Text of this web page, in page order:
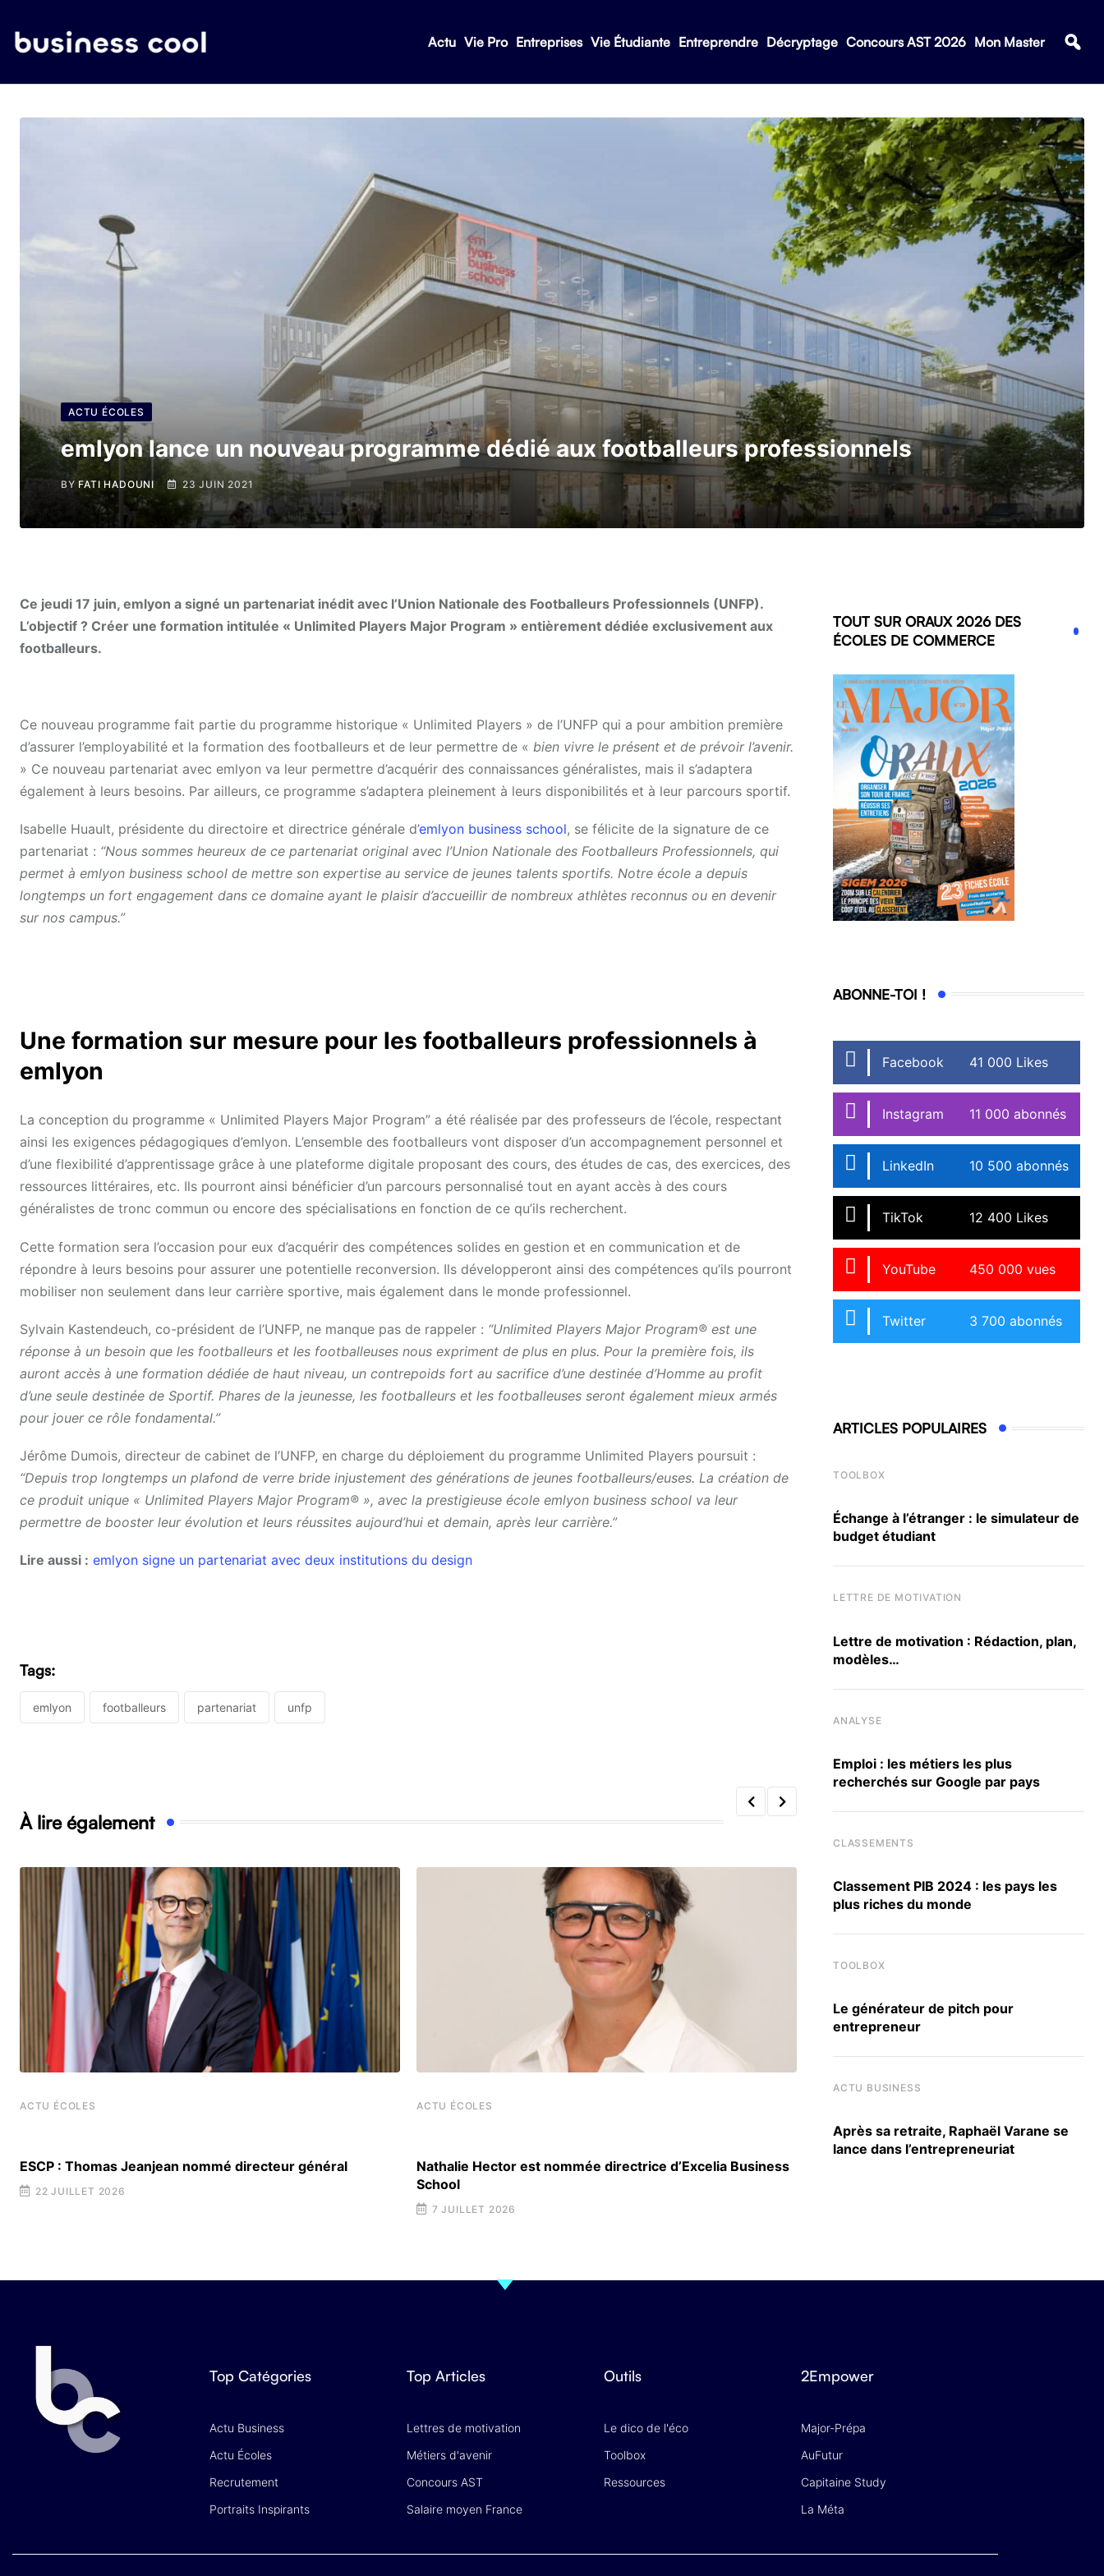
Actu Vie Pro Entreprises Vie Étudiante Entreprendre Décryptage Concours AST 2026 Mon Master
ACTU ÉCOLES
emlyon lance un nouveau programme dédié aux footballeurs professionnels
BY FATI HADOUNI 23 JUIN 2021
Ce jeudi 17 juin, emlyon a signé un partenariat inédit avec l’Union Nationale des Footballeurs Professionnels (UNFP).
L’objectif ? Créer une formation intitulée « Unlimited Players Major Program » entièrement dédiée exclusivement aux
footballeurs.
Ce nouveau programme fait partie du programme historique « Unlimited Players » de l’UNFP qui a pour ambition première
d’assurer l’employabilité et la formation des footballeurs et de leur permettre de « bien vivre le présent et de prévoir l’avenir.
» Ce nouveau partenariat avec emlyon va leur permettre d’acquérir des connaissances généralistes, mais il s’adaptera
également à leurs besoins. Par ailleurs, ce programme s’adaptera pleinement à leurs disponibilités et à leur parcours sportif.
Isabelle Huault, présidente du directoire et directrice générale d’emlyon business school, se félicite de la signature de ce
partenariat : “Nous sommes heureux de ce partenariat original avec l’Union Nationale des Footballeurs Professionnels, qui
permet à emlyon business school de mettre son expertise au service de jeunes talents sportifs. Notre école a depuis
longtemps un fort engagement dans ce domaine ayant le plaisir d’accueillir de nombreux athlètes reconnus ou en devenir
sur nos campus.”
Une formation sur mesure pour les footballeurs professionnels à
emlyon
La conception du programme « Unlimited Players Major Program” a été réalisée par des professeurs de l’école, respectant
ainsi les exigences pédagogiques d’emlyon. L’ensemble des footballeurs vont disposer d’un accompagnement personnel et
d’une flexibilité d’apprentissage grâce à une plateforme digitale proposant des cours, des études de cas, des exercices, des
ressources littéraires, etc. Ils pourront ainsi bénéficier d’un parcours personnalisé tout en ayant accès à des cours
généralistes de tronc commun ou encore des spécialisations en fonction de ce qu’ils recherchent.
Cette formation sera l’occasion pour eux d’acquérir des compétences solides en gestion et en communication et de
répondre à leurs besoins pour assurer une potentielle reconversion. Ils développeront ainsi des compétences qu’ils pourront
mobiliser non seulement dans leur carrière sportive, mais également dans le monde professionnel.
Sylvain Kastendeuch, co-président de l’UNFP, ne manque pas de rappeler : “Unlimited Players Major Program® est une
réponse à un besoin que les footballeurs et les footballeuses nous expriment de plus en plus. Pour la première fois, ils
auront accès à une formation dédiée de haut niveau, un contrepoids fort au sacrifice d’une destinée d’Homme au profit
d’une seule destinée de Sportif. Phares de la jeunesse, les footballeurs et les footballeuses seront également mieux armés
pour jouer ce rôle fondamental.”
Jérôme Dumois, directeur de cabinet de l’UNFP, en charge du déploiement du programme Unlimited Players poursuit :
“Depuis trop longtemps un plafond de verre bride injustement des générations de jeunes footballeurs/euses. La création de
ce produit unique « Unlimited Players Major Program® », avec la prestigieuse école emlyon business school va leur
permettre de booster leur évolution et leurs réussites aujourd’hui et demain, après leur carrière.”
Lire aussi : emlyon signe un partenariat avec deux institutions du design
Tags:
emlyon footballeurs partenariat unfp
À lire également
ACTU ÉCOLES
ESCP : Thomas Jeanjean nommé directeur général
22 JUILLET 2026
ACTU ÉCOLES
Nathalie Hector est nommée directrice d’Excelia Business
School
7 JUILLET 2026
TOUT SUR ORAUX 2026 DES
ÉCOLES DE COMMERCE
ABONNE-TOI !
Facebook 41 000 Likes
Instagram 11 000 abonnés
LinkedIn 10 500 abonnés
TikTok 12 400 Likes
YouTube 450 000 vues
Twitter 3 700 abonnés
ARTICLES POPULAIRES
TOOLBOX
Échange à l’étranger : le simulateur de
budget étudiant
LETTRE DE MOTIVATION
Lettre de motivation : Rédaction, plan,
modèles…
ANALYSE
Emploi : les métiers les plus
recherchés sur Google par pays
CLASSEMENTS
Classement PIB 2024 : les pays les
plus riches du monde
TOOLBOX
Le générateur de pitch pour
entrepreneur
ACTU BUSINESS
Après sa retraite, Raphaël Varane se
lance dans l’entrepreneuriat
Top Catégories
Actu Business
Actu Écoles
Recrutement
Portraits Inspirants
Top Articles
Lettres de motivation
Métiers d'avenir
Concours AST
Salaire moyen France
Outils
Le dico de l'éco
Toolbox
Ressources
2Empower
Major-Prépa
AuFutur
Capitaine Study
La Méta